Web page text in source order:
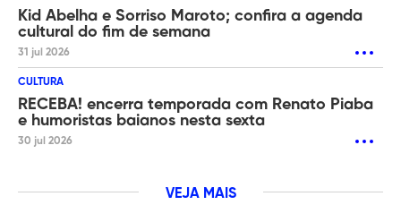
Kid Abelha e Sorriso Maroto; confira a agenda
cultural do fim de semana
31 jul 2026
CULTURA
RECEBA! encerra temporada com Renato Piaba
e humoristas baianos nesta sexta
30 jul 2026
VEJA MAIS